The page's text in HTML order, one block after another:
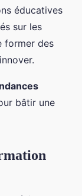
éducatives
sur les
former des
bâtir une